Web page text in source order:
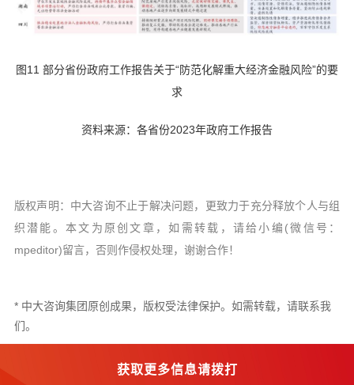
图11 部分省份政府工作报告关于“防范化解重大经济金融风险”的要
求
资料来源：各省份2023年政府工作报告
版权声明：中大咨询不止于解决问题，更致力于充分释放个人与组
织潜能。本文为原创文章，如需转载，请给小编(微信号：
mpeditor)留言，否则作侵权处理，谢谢合作！
* 中大咨询集团原创成果，版权受法律保护。如需转载，请联系我
们。
获取更多信息请拨打